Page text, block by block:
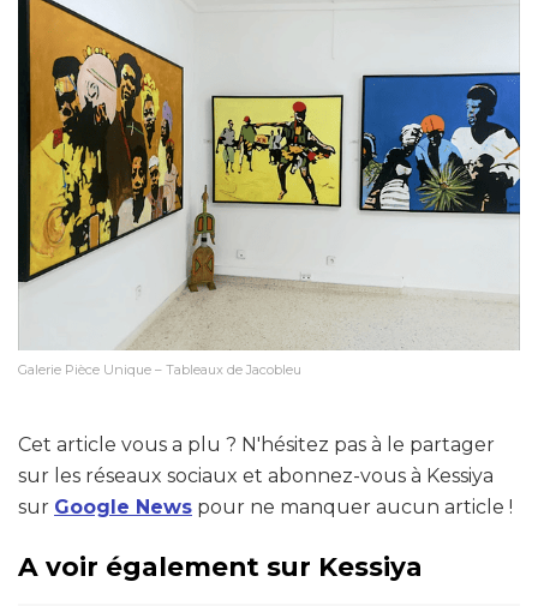
Galerie Pièce Unique – Tableaux de Jacobleu
Cet article vous a plu ? N'hésitez pas à le partager
sur les réseaux sociaux et abonnez-vous à Kessiya
sur Google News pour ne manquer aucun article !
A voir également sur Kessiya